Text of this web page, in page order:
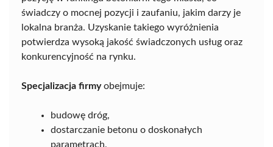
świadczy o mocnej pozycji i zaufaniu, jakim darzy je
lokalna branża. Uzyskanie takiego wyróżnienia
potwierdza wysoką jakość świadczonych usług oraz
konkurencyjność na rynku.
Specjalizacja firmyobejmuje:
budowę dróg,
dostarczanie betonu o doskonałych
parametrach,